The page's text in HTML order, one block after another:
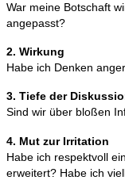
War meine Botschaft
angepasst?
2. Wirkung
Habe ich Denken
3. Tiefe der
Sind wir über bloßen
4. Mut zur Irritation
Habe ich respektvoll
erweitert? Habe ich